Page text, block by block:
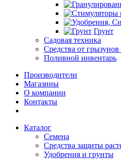
Грунт
Садовая техника
Средства от
Поливной инвентарь
Производители
Магазины
О компании
Контакты
Каталог
Семена
Средства защиты
Удобрения и грунты